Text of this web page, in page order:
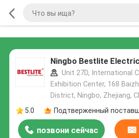
Ningbo Bestlite
Unit 27D, International
Exhibition Center, 168
District, Ningbo, Zhejiang,
5.0
Подтверженный
позвони сейчас